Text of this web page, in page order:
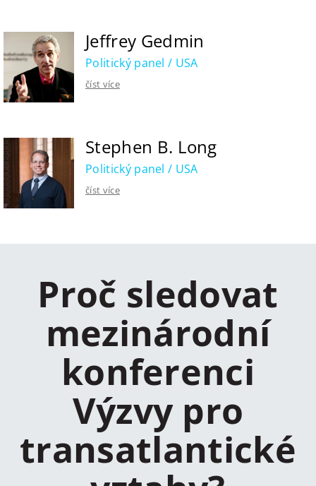
Jeffrey Gedmin
Politický panel / USA
číst více
Stephen B. Long
Politický panel / USA
číst více
Proč sledovat
mezinárodní
konferenci
Výzvy pro
transatlantické